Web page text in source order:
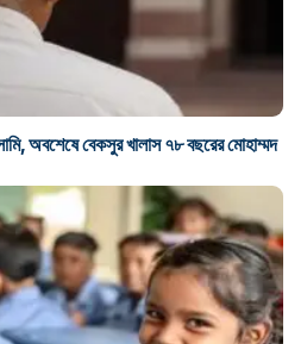
অবশেষে বেকসুর খালাস ৭৮ বছরের মোহাম্মদ